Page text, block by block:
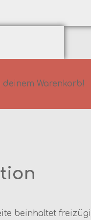
Warenkorb!
beinhaltet